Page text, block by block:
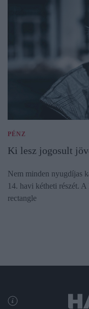
PÉNZ
Ki lesz jogosult
Nem minden nyugdíjas
14. havi kétheti részét.
rectangle